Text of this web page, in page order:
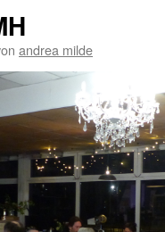
andrea milde